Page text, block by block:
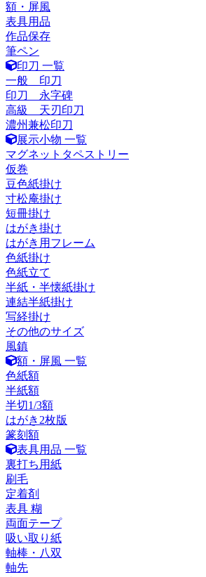
額・屏風
表具用品
作品保存
筆ペン
印刀 一覧
一般 印刀
印刀 永字碑
高級 天刃印刀
濃州兼松印刀
展示小物 一覧
マグネットタペストリー
仮巻
豆色紙掛け
寸松庵掛け
短冊掛け
はがき掛け
はがき用フレーム
色紙掛け
色紙立て
半紙・半懐紙掛け
連結半紙掛け
写経掛け
その他のサイズ
風鎮
額・屏風 一覧
色紙額
半紙額
半切1/3額
はがき2枚版
篆刻額
表具用品 一覧
裏打ち用紙
刷毛
定着剤
表具 糊
両面テープ
吸い取り紙
軸棒・八双
軸先